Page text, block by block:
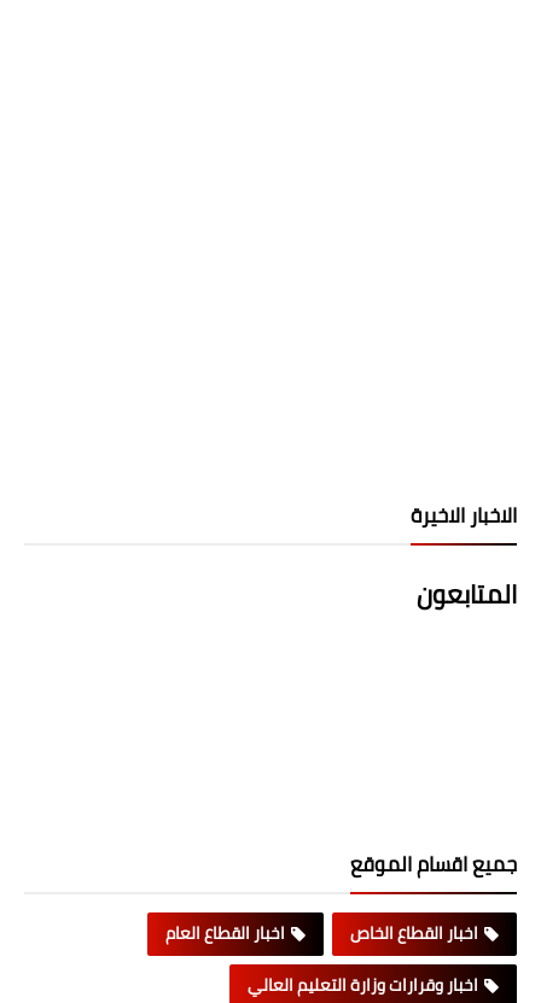
الاخبار الاخيرة
المتابعون
جميع اقسام الموقع
اخبار القطاع الخاص
اخبار القطاع العام
اخبار وقرارات وزارة التعليم العالي